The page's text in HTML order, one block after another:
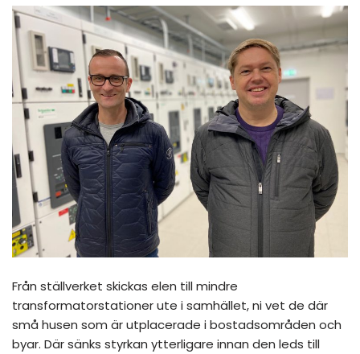
Från ställverket skickas elen till mindre
transformatorstationer ute i samhället, ni vet de där
små husen som är utplacerade i bostadsområden och
byar. Där sänks styrkan ytterligare innan den leds till